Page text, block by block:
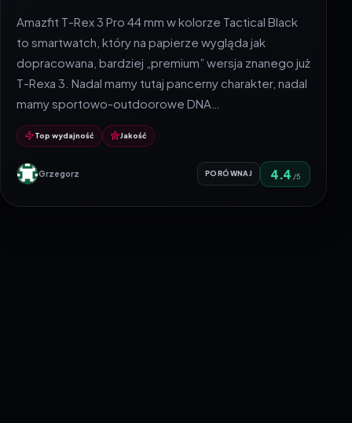
Amazfit T-Rex 3 Pro 44 mm w kolorze Tactical Black
to smartwatch, który na papierze wygląda jak
dopracowana, bardziej „premium” wersja znanego już
T-Rexa 3. Nadal mamy tutaj pancerny charakter, nadal
mamy sportowo-outdoorowe DNA…
Top wydajność Jakość
Grzegorz PORÓWNAJ 4.4 /5